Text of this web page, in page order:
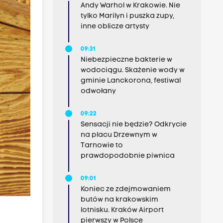
Andy Warhol w Krakowie. Nie
tylko Marilyn i puszka zupy,
inne oblicze artysty
09:31
Niebezpieczne bakterie w
wodociągu. Skażenie wody w
gminie Lanckorona, festiwal
odwołany
09:22
Sensacji nie będzie? Odkrycie
na placu Drzewnym w
Tarnowie to
prawdopodobnie piwnica
09:01
Koniec ze zdejmowaniem
butów na krakowskim
lotnisku. Kraków Airport
pierwszy w Polsce